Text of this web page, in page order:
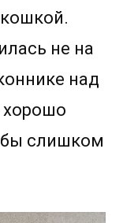
не на
над
хорошо
бы слишком